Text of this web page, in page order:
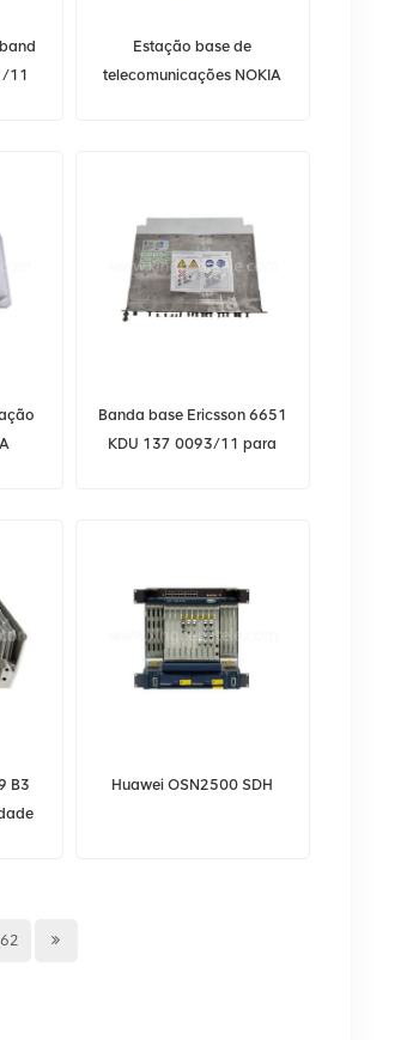
11
Estação base de
telecomunicações NOKIA
Banda base Ericsson 6651
KDU 137 0093/11 para
B3
Huawei OSN2500 SDH
62